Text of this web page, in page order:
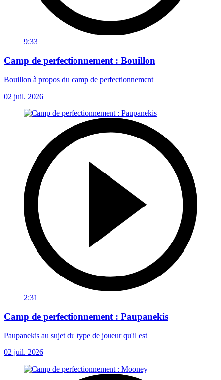
9:33
Camp de perfectionnement : Bouillon
Bouillon à propos du camp de perfectionnement
02 juil. 2026
2:31
Camp de perfectionnement : Paupanekis
Paupanekis au sujet du type de joueur qu'il est
02 juil. 2026